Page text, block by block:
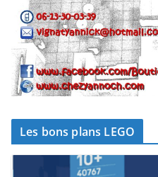
Les bons plans LEGO